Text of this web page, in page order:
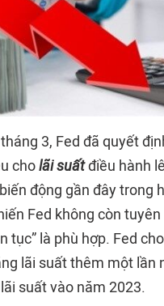
3, Fed đã quyết
cholãi suấtđiều hành
động gần đây trong
Fed không còn
tục” là phù hợp. Fed
lãi suất thêm một lần
suất vào năm 2023.